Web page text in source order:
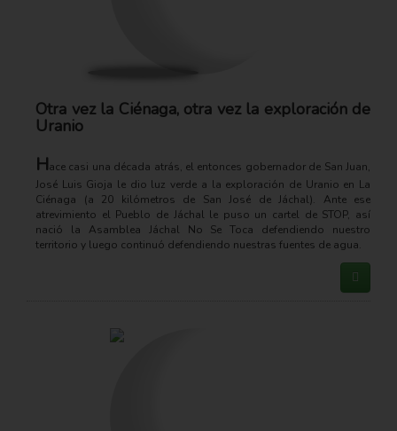
Otra vez la Ciénaga, otra vez la exploración de
Uranio
Hace casi una década atrás, el entonces gobernador de San Juan,
José Luis Gioja le dio luz verde a la exploración de Uranio en La
Ciénaga (a 20 kilómetros de San José de Jáchal). Ante ese
atrevimiento el Pueblo de Jáchal le puso un cartel de STOP, así
nació la Asamblea Jáchal No Se Toca defendiendo nuestro
territorio y luego continuó defendiendo nuestras fuentes de agua.